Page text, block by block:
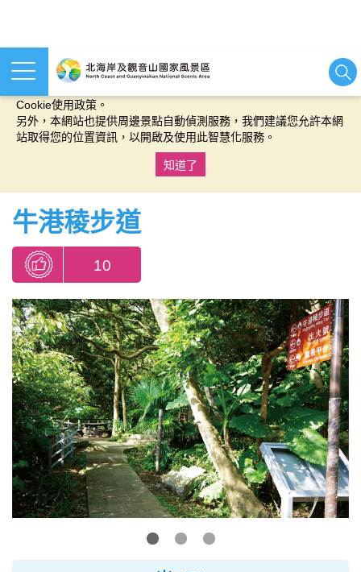
本網站使用cookies等相關技術以持續優化網站服務，並有助於為
Cookie使用政策。
另外，本網站也提供周邊景點自動偵測服務，我們建議您允許本網
站取得您的位置資訊，以開啟及使用此智慧化服務。
知道了
牛港稜步道
10